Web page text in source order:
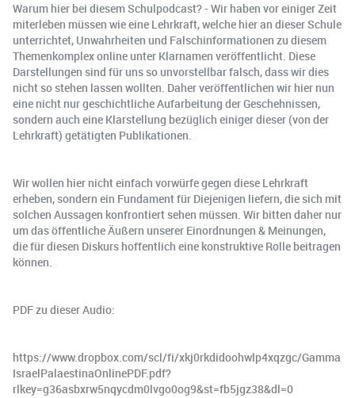
Warum hier bei diesem Schulpodcast? - Wir haben vor einiger Zeit
miterleben müssen wie eine Lehrkraft, welche hier an dieser Schule
unterrichtet, Unwahrheiten und Falschinformationen zu diesem
Themenkomplex online unter Klarnamen veröffentlicht. Diese
Darstellungen sind für uns so unvorstellbar falsch, dass wir dies
nicht so stehen lassen wollten. Daher veröffentlichen wir hier nun
eine nicht nur geschichtliche Aufarbeitung der Geschehnissen,
sondern auch eine Klarstellung bezüglich einiger dieser (von der
Lehrkraft) getätigten Publikationen.
Wir wollen hier nicht einfach vorwürfe gegen diese Lehrkraft
erheben, sondern ein Fundament für Diejenigen liefern, die sich mit
solchen Aussagen konfrontiert sehen müssen. Wir bitten daher nur
um das öffentliche Äußern unserer Einordnungen & Meinungen,
die für diesen Diskurs hoffentlich eine konstruktive Rolle beitragen
können.
PDF zu dieser Audio:
https://www.dropbox.com/scl/fi/xkj0rkdidoohwlp4xqzgc/Gamma
IsraelPalaestinaOnlinePDF.pdf?
rlkey=g36asbxrw5nqycdm0lvgo0og9&st=fb5jgz38&dl=0